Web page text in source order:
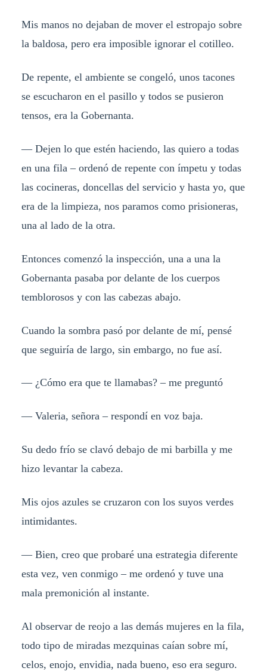
Mis manos no dejaban de mover el estropajo sobre
la baldosa, pero era imposible ignorar el cotilleo.
De repente, el ambiente se congeló, unos tacones
se escucharon en el pasillo y todos se pusieron
tensos, era la Gobernanta.
— Dejen lo que estén haciendo, las quiero a todas
en una fila – ordenó de repente con ímpetu y todas
las cocineras, doncellas del servicio y hasta yo, que
era de la limpieza, nos paramos como prisioneras,
una al lado de la otra.
Entonces comenzó la inspección, una a una la
Gobernanta pasaba por delante de los cuerpos
temblorosos y con las cabezas abajo.
Cuando la sombra pasó por delante de mí, pensé
que seguiría de largo, sin embargo, no fue así.
— ¿Cómo era que te llamabas? – me preguntó
— Valeria, señora – respondí en voz baja.
Su dedo frío se clavó debajo de mi barbilla y me
hizo levantar la cabeza.
Mis ojos azules se cruzaron con los suyos verdes
intimidantes.
— Bien, creo que probaré una estrategia diferente
esta vez, ven conmigo – me ordenó y tuve una
mala premonición al instante.
Al observar de reojo a las demás mujeres en la fila,
todo tipo de miradas mezquinas caían sobre mí,
celos, enojo, envidia, nada bueno, eso era seguro.